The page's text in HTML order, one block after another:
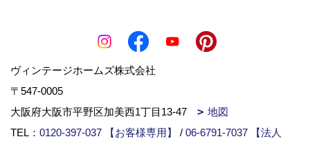
ヴィンテージホームズ株式会社
〒547-0005
大阪府大阪市平野区加美西1丁目13-47
地図
TEL： 0120-397-037 【お客様専用】 / 06-6791-7037 【法人